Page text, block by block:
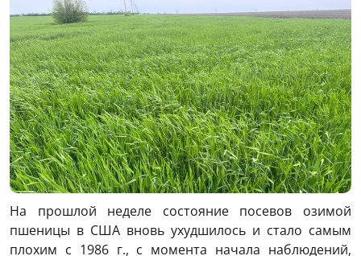
На прошлой неделе состояние посевов озимой
пшеницы в США вновь ухудшилось и стало самым
плохим с 1986 г., с момента начала наблюдений,